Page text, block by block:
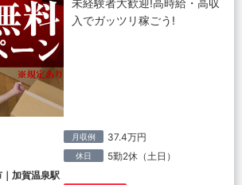
未経験者大歓迎!高時給・高収
入でガッツリ稼ごう!
月収例 37.4万円
休日 5勤2休（土日）
加賀温泉駅